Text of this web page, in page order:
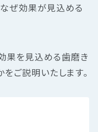
なぜ効果が見込める
果を見込める歯磨き
ご説明いたします。